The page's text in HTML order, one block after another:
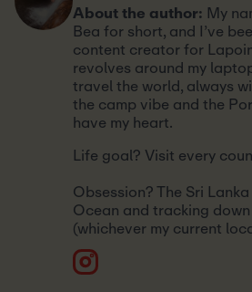
About the author: My
Bea for short, and I’ve
content creator for
revolves around my
travel the world, always
the camp vibe and the
have my heart.
Life goal? Visit every
Obsession? The Sri
Ocean and tracking
(whichever my current